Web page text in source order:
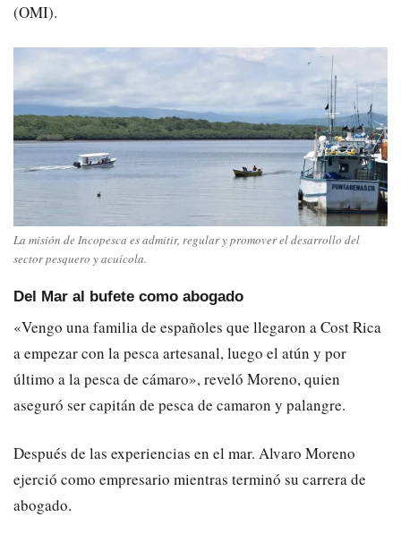
(OMI).
La misión de Incopesca es admitir, regular y promover el desarrollo del
sector pesquero y acuícola.
Del Mar al bufete como abogado
«Vengo una familia de españoles que llegaron a Cost Rica
a empezar con la pesca artesanal, luego el atún y por
último a la pesca de cámaro», reveló Moreno, quien
aseguró ser capitán de pesca de camaron y palangre.
Después de las experiencias en el mar. Alvaro Moreno
ejerció como empresario mientras terminó su carrera de
abogado.